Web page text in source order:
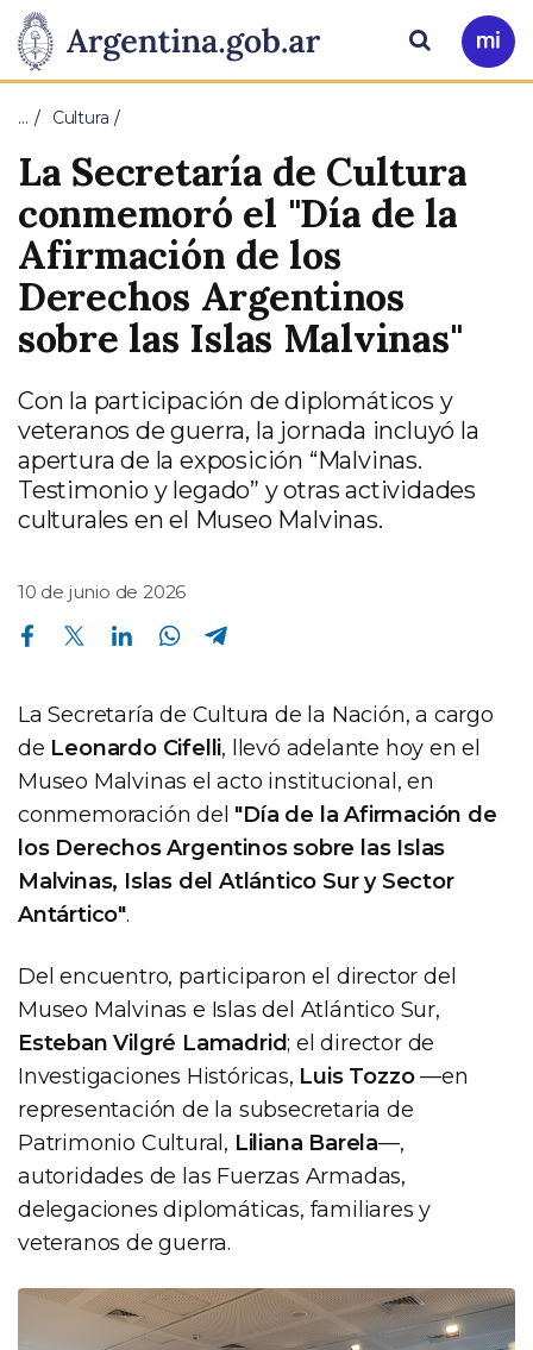
Presidencia
de
la
Nación
Pasar al contenido principal
Ir
a
Buscar
… Cultura
La Secretaría de Cultura
conmemoró el "Día de la
Afirmación de los
Derechos Argentinos
sobre las Islas Malvinas"
Con la participación de diplomáticos y
veteranos de guerra, la jornada incluyó la
apertura de la exposición “Malvinas.
Testimonio y legado” y otras actividades
culturales en el Museo Malvinas.
10 de junio de 2026
Compartir en Facebook Compartir en Twitter Compartir en Linkedin Compartir en Whatsapp
La Secretaría de Cultura de la Nación, a cargo
de Leonardo Cifelli, llevó adelante hoy en el
Museo Malvinas el acto institucional, en
conmemoración del "Día de la Afirmación de
los Derechos Argentinos sobre las Islas
Malvinas, Islas del Atlántico Sur y Sector
Antártico".
Del encuentro, participaron el director del
Museo Malvinas e Islas del Atlántico Sur,
Esteban Vilgré Lamadrid; el director de
Investigaciones Históricas, Luis Tozzo—en
representación de la subsecretaria de
Patrimonio Cultural, Liliana Barela—,
autoridades de las Fuerzas Armadas,
delegaciones diplomáticas, familiares y
veteranos de guerra.